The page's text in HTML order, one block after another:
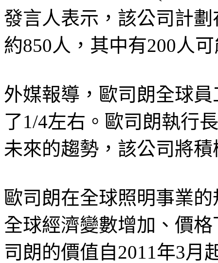
發言人表示，該公司計
約850人，其中有200人
外媒報導，歐司朗全球
了1/4左右。歐司朗執行
未來的趨勢，該公司將
歐司朗在全球照明事業
全球經濟變數增加、價
司朗的價值自2011年3月